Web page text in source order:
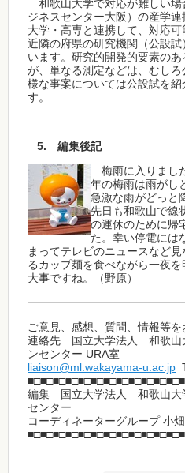
和歌山大学で対応が難しい場
ジネスセンター大阪）の産学
大学・高専と連携して、対応可
近隣の府県の研究機関（公設
います。研究的開発的要素の
が、単なる測定などは、むし
様な事案については公設試を
す。
5. 編集後記
梅雨に入りまし
年の梅雨は雨がし
急激な雨がどっと
先日も和歌山で線
の運休のために帰
た。幸い停電には
まってテレビのニュースなど
るカップ麺を食べながら一夜
大事ですね。（野原）
ご意見、感想、質問、情報等を
連絡先 国立大学法人 和歌山
ンセンター URA室
liaison@ml.wakayama-u.ac.jp
編集 国立大学法人 和歌山大
センター
コーディネーターグループ 小